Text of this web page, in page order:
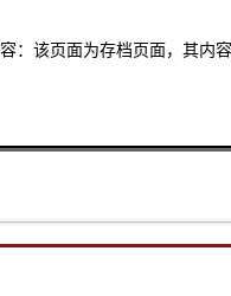
：该页面为存档页面，其内